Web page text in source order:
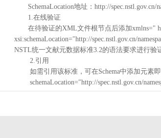
SchemaLocation地址：http://spec.nstl.gov.cn/
1.在线验证
在待验证的XML文件根节点后添加xmlns="
xsi:schemaLocation="http://spec.nstl.gov.cn/
NSTL统一文献元数据标准3.2的语法要求进行验
2.引用
如需引用该标准，可在Schema中添加元素即
schemaLocation="http://spec.nstl.gov.cn/